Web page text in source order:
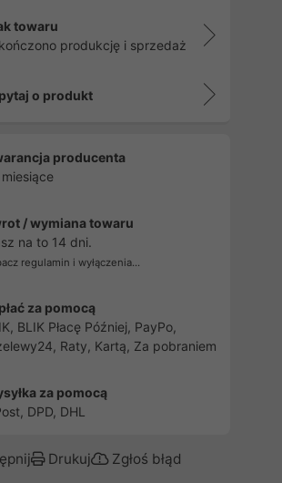
towaru
produkcję i sprzedaż
o produkt
producenta
/ wymiana towaru
na to 14 dni.
regulamin i wyłączenia...
za pomocą
BLIK Płacę Później, PayPo,
Raty, Kartą, Za pobraniem
za pomocą
DPD, DHL
Drukuj Zgłoś błąd